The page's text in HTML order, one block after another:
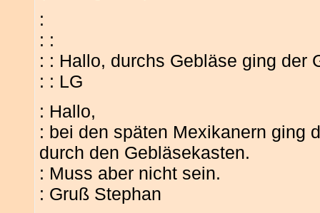
:
: :
: : Hallo, durchs Gebläse ging der
: : LG
: Hallo,
: bei den späten Mexikanern ging
durch den Gebläsekasten.
: Muss aber nicht sein.
: Gruß Stephan